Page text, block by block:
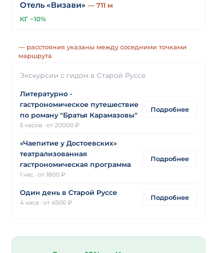
Отель «Визави» — 711 м
КГ −10%
— расстояния указаны между соседними точками
маршрута
Экскурсии с гидом в Старой Руссе
Литературно -
гастрономическое путешествие
по роману "Братья Карамазовы"
5 часов · от 20000 ₽
Подробнее
«Чаепитие у Достоевских»
театрализованная
гастрономическая программа
1 час · от 1800 ₽
Подробнее
Один день в Старой Руссе
4 часа · от 4500 ₽
Подробнее